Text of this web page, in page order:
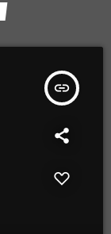
insert_link